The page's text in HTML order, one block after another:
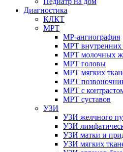
Диагностика
КЛКТ
МРТ
МР-ангиография
МРТ внутренних
МРТ молочных
МРТ головы
МРТ мягких
МРТ
МРТ с
МРТ суставов
УЗИ
УЗИ желчного
УЗИ
УЗИ матки и
УЗИ мягких